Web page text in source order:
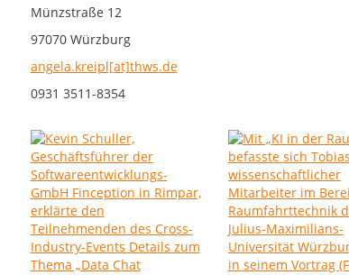
Münzstraße 12
97070 Würzburg
angela.kreipl[at]thws.de
0931 3511-8354